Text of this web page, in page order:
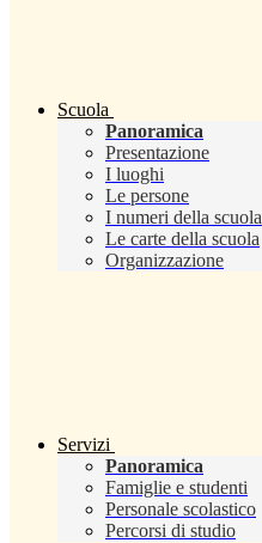
Scuola
Panoramica
Presentazione
I luoghi
Le persone
I numeri della scuola
Le carte della scuola
Organizzazione
Servizi
Panoramica
Famiglie e studenti
Personale scolastico
Percorsi di studio